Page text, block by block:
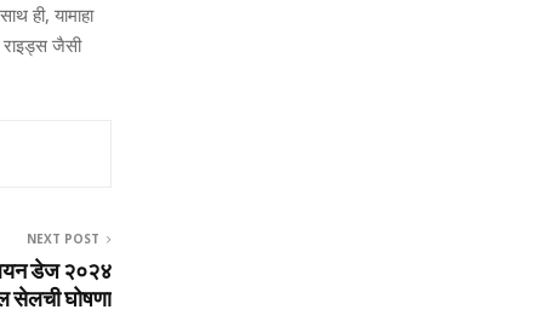
ही, यामाहा
जैसी
NEXT POST
डेज २०२४
सेलची घोषणा